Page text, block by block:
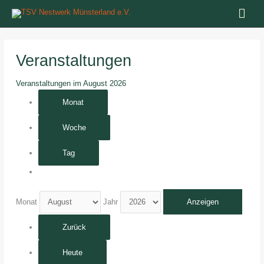
Inhalt
springen
Veranstaltungen
Veranstaltungen im August 2026
Monat
Woche
Tag
Monat Jahr
Zurück
Heute